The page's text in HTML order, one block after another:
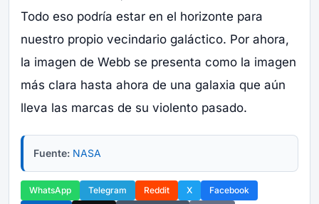
Todo eso podría estar en el horizonte para
nuestro propio vecindario galáctico. Por ahora,
la imagen de Webb se presenta como la imagen
más clara hasta ahora de una galaxia que aún
lleva las marcas de su violento pasado.
Fuente: NASA
WhatsApp Telegram Reddit X
Facebook